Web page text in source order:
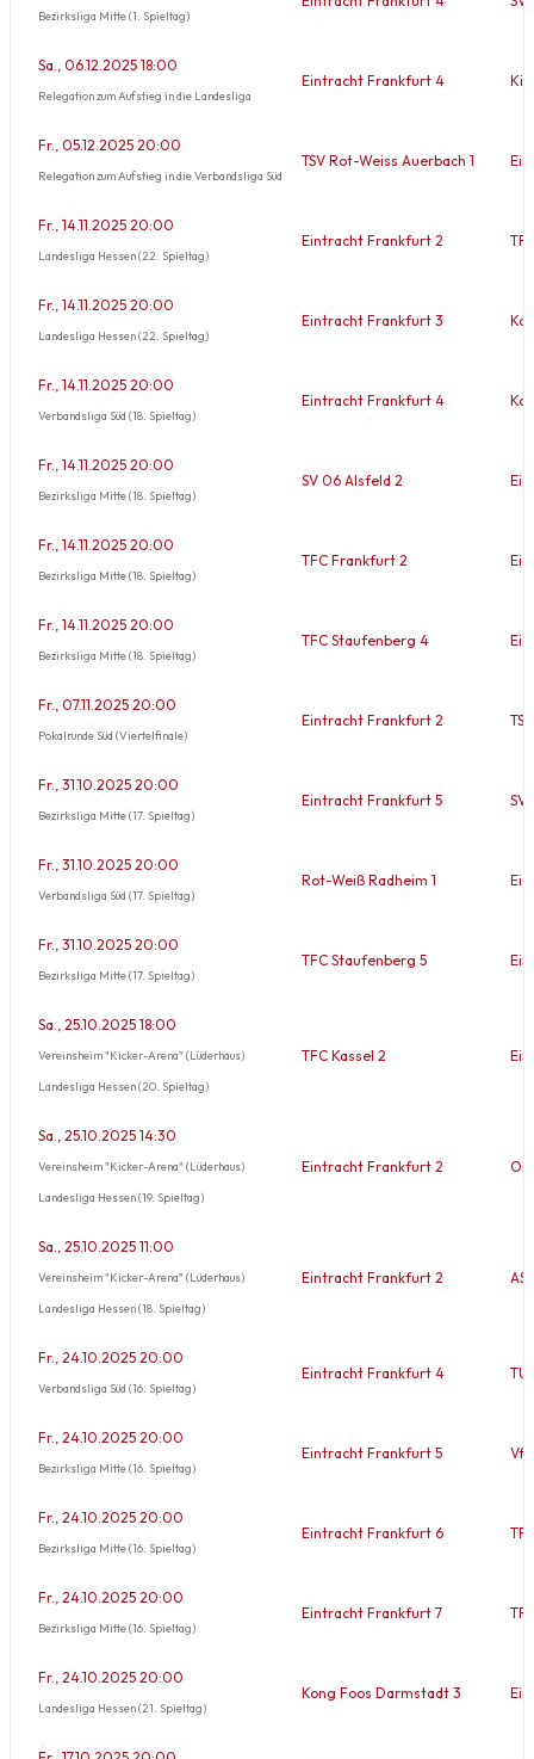
Bezirksliga Mitte (1. Spieltag)
Sa., 06.12.2025 18:00
Relegation zum Aufstieg in die Landesliga
Eintracht Frankfurt 4
Fr., 05.12.2025 20:00
Relegation zum Aufstieg in die Verbandsliga Süd
TSV Rot-Weiss Auerbach 1
Fr., 14.11.2025 20:00
Landesliga Hessen (22. Spieltag)
Eintracht Frankfurt 2
Fr., 14.11.2025 20:00
Landesliga Hessen (22. Spieltag)
Eintracht Frankfurt 3
Fr., 14.11.2025 20:00
Verbandsliga Süd (18. Spieltag)
Eintracht Frankfurt 4
Fr., 14.11.2025 20:00
Bezirksliga Mitte (18. Spieltag)
SV 06 Alsfeld 2
Fr., 14.11.2025 20:00
Bezirksliga Mitte (18. Spieltag)
TFC Frankfurt 2
Fr., 14.11.2025 20:00
Bezirksliga Mitte (18. Spieltag)
TFC Staufenberg 4
Fr., 07.11.2025 20:00
Pokalrunde Süd (Viertelfinale)
Eintracht Frankfurt 2
Fr., 31.10.2025 20:00
Bezirksliga Mitte (17. Spieltag)
Eintracht Frankfurt 5 SV
Fr., 31.10.2025 20:00
Verbandsliga Süd (17. Spieltag)
Rot-Weiß Radheim 1
Fr., 31.10.2025 20:00
Bezirksliga Mitte (17. Spieltag)
TFC Staufenberg 5
Sa., 25.10.2025 18:00
Vereinsheim "Kicker-Arena" (Lüderhaus)
Landesliga Hessen (20. Spieltag)
TFC Kassel 2
Sa., 25.10.2025 14:30
Vereinsheim "Kicker-Arena" (Lüderhaus)
Landesliga Hessen (19. Spieltag)
Eintracht Frankfurt 2
Sa., 25.10.2025 11:00
Vereinsheim "Kicker-Arena" (Lüderhaus)
Landesliga Hessen (18. Spieltag)
Eintracht Frankfurt 2
Fr., 24.10.2025 20:00
Verbandsliga Süd (16. Spieltag)
Eintracht Frankfurt 4
Fr., 24.10.2025 20:00
Bezirksliga Mitte (16. Spieltag)
Eintracht Frankfurt 5
Fr., 24.10.2025 20:00
Bezirksliga Mitte (16. Spieltag)
Eintracht Frankfurt 6
Fr., 24.10.2025 20:00
Bezirksliga Mitte (16. Spieltag)
Eintracht Frankfurt 7
Fr., 24.10.2025 20:00
Landesliga Hessen (21. Spieltag)
Kong Foos Darmstadt 3